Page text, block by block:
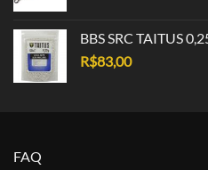
BBS SRC TAITUS
R$83,00
FAQ